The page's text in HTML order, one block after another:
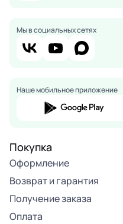
Мы в социальных сетях
Наше мобильное приложение
Покупка
Оформление
Возврат и гарантия
Получение заказа
Оплата